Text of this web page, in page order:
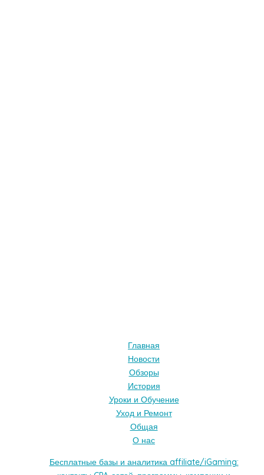
Главная
Новости
Обзоры
История
Уроки и Обучение
Уход и Ремонт
Общая
О нас
Бесплатные базы и аналитика affiliate/iGaming: